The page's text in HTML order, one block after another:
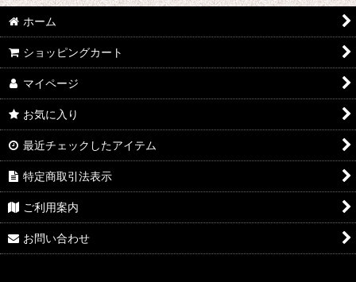
IdentityV
アズールレーン
王様ランキング
イケメン戦国 時をかける恋
イケメン革命 アリスと恋の魔法
イケメンヴァンパイア
A3!(エースリー)
俺を好きなのはお前だけかよ
ホーム
ショッピングカート
マイページ
お気に入り
最近チェックしたアイテム
特定商取引法表示
ご利用案内
お問い合わせ